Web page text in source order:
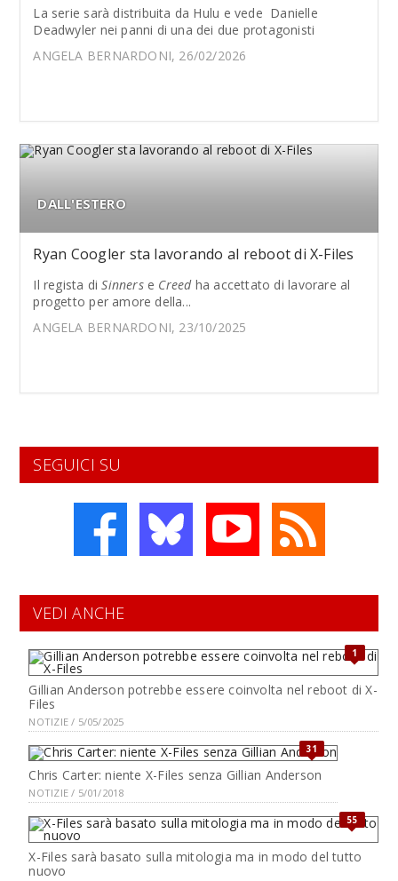
La serie sarà distribuita da Hulu e vede Danielle
Deadwyler nei panni di una dei due protagonisti
ANGELA BERNARDONI, 26/02/2026
DALL'ESTERO
Ryan Coogler sta lavorando al reboot di X-Files
Il regista diSinners e Creed ha accettato di lavorare al
progetto per amore della...
ANGELA BERNARDONI, 23/10/2025
SEGUICI SU
VEDI ANCHE
1
Gillian Anderson potrebbe essere coinvolta nel reboot di X-
Files
NOTIZIE / 5/05/2025
31
Chris Carter: niente X-Files senza Gillian Anderson
NOTIZIE / 5/01/2018
55
X-Files sarà basato sulla mitologia ma in modo del tutto
nuovo